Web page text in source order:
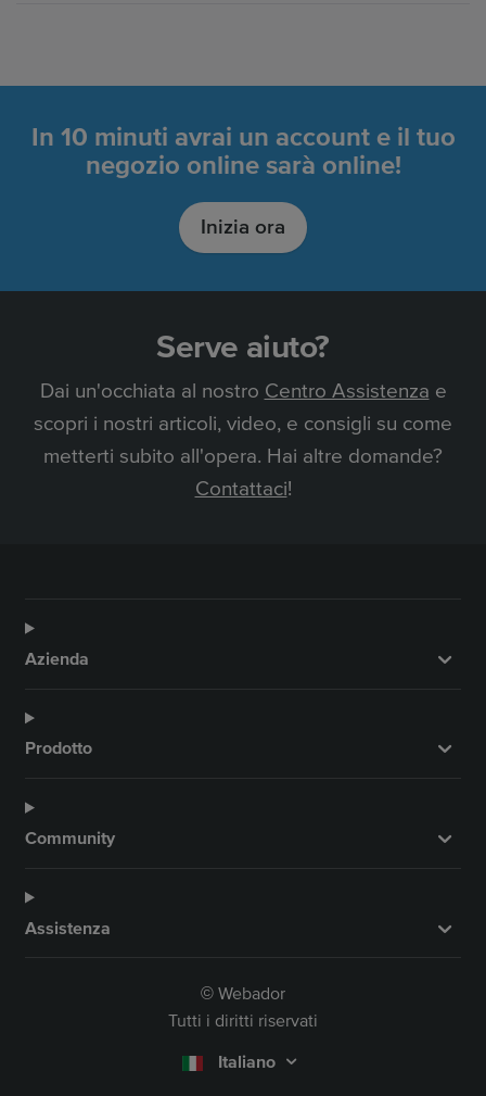
In 10 minuti avrai un account e il tuo
negozio online sarà online!
Inizia ora
Serve aiuto?
Dai un'occhiata al nostro Centro Assistenza e
scopri i nostri articoli, video, e consigli su come
metterti subito all'opera. Hai altre domande?
Contattaci!
Azienda
Prodotto
Community
Assistenza
© Webador
Tutti i diritti riservati
Italiano